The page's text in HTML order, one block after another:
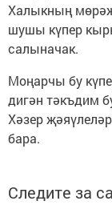
Халыкның
шушы күпер
салыначак.
Моңарчы бу
дигән тәкъдим
Хәзер
бара.
Следите за